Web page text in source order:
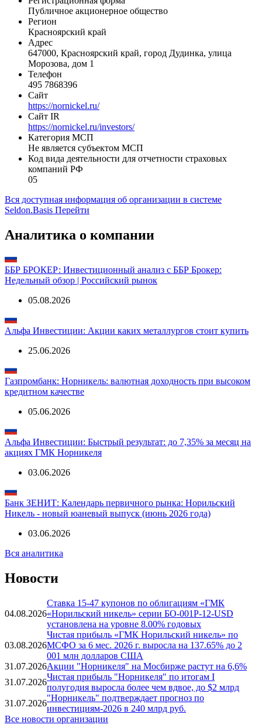
ПАО "ГМК "Норильский никель"
Статус организации
Действующая
Регистрационная форма
Публичное акционерное общество
Регион
Красноярский край
Адрес
647000, Красноярский край, город Дудинка, улица
Морозова, дом 1
Телефон
495 7868396
Сайт
https://nornickel.ru/
Сайт IR
https://nornickel.ru/investors/
Категория МСП
Код вида деятельности для отчетности страховых
компаний РФ
Вся доступная информация об организации в системе
Аналитика о компании
Недельный обзор | Российский рынок
Альфа Инвестиции: Акции каких металлургов стоит купить
25.06.2026
кредитном качестве
05.06.2026
акциях ГМК Норникеля
03.06.2026
Никель - новый юаневый выпуск (июнь 2026 года)
Новости
Ставка 15-47 купонов по облигациям «ГМК
«Норильский никель» серии БО-001P-12-USD
установлена на уровне 8.00% годовых
03.08.2026
Чистая прибыль «ГМК Норильский никель» по
МСФО за 6 мес. 2026 г. выросла на 137.65% до 2
001 млн долларов США
31.07.2026Акции "Норникеля" на Мосбирже растут на 6,6%
31.07.2026
Чистая прибыль "Норникеля" по итогам I